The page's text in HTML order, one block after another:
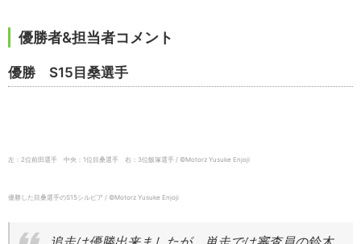
優勝者&担当者コメント
優勝 S15目桑選手
左：2位前田選手 中央：1位目桑選手 右：3位飯塚選手 / ©️Motorz Yusuke Enjoji
優勝した目桑選手のS15シルビア / ©️Motorz Yusuke Enjoji